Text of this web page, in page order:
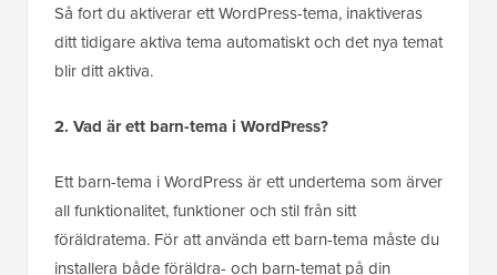
Så fort du aktiverar ett WordPress-tema, inaktiveras
ditt tidigare aktiva tema automatiskt och det nya temat
blir ditt aktiva.
2. Vad är ett barn-tema i WordPress?
Ett barn-tema i WordPress är ett undertema som ärver
all funktionalitet, funktioner och stil från sitt
föräldratema. För att använda ett barn-tema måste du
installera både föräldra- och barn-temat på din